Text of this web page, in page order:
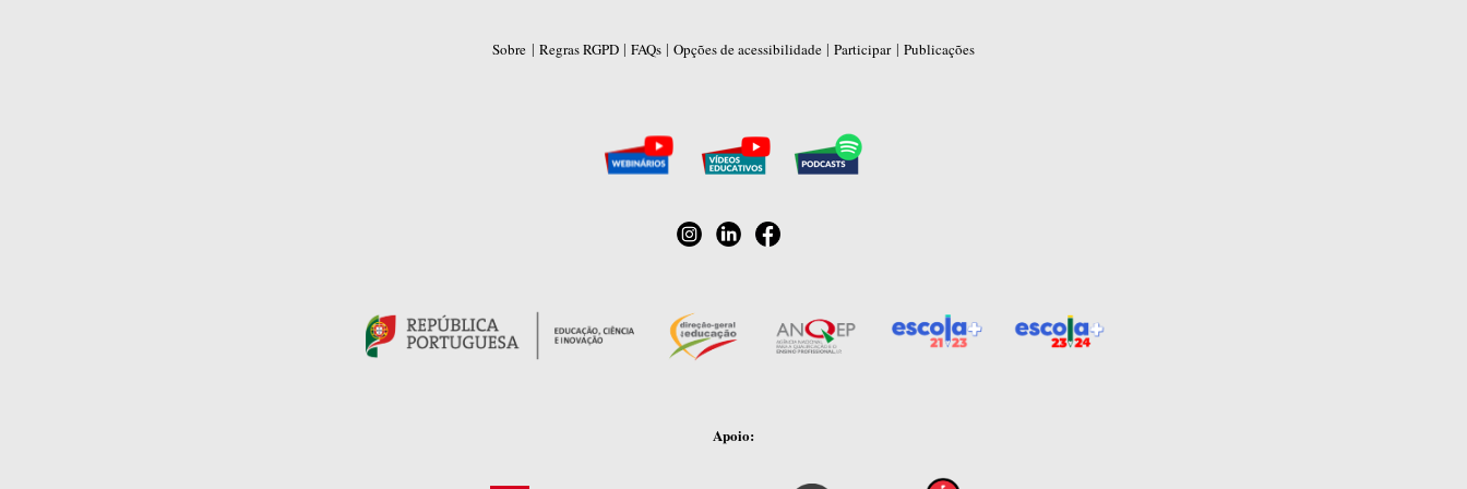
Sobre | Regras RGPD | FAQs | Opções de acessibilidade | Participar| Publicações
Apoio: